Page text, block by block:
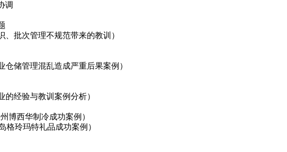
调
批次管理不规范带来的教训）
储管理混乱造成严重后果案例）
经验与教训案例分析）
博西华制冷成功案例）
格玲玛特礼品成功案例）